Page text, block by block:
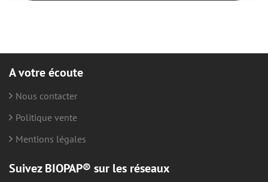
A votre écoute
Nous contacter
Politique vente
Mentions légales
Suivez BIOPAP® sur les réseaux